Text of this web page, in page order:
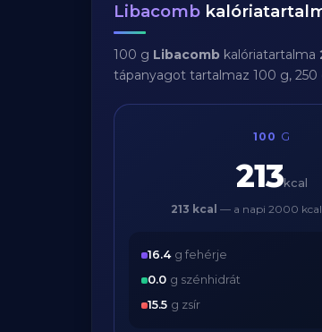
Libacomb
100 g Libacomb kalóriatartalma
tápanyagot tartalmaz 100 g, 250
100 G
213kcal
213 kcal — a napi 2000 kcal
16.4 g fehérje
0.0 g szénhidrát
15.5 g zsír